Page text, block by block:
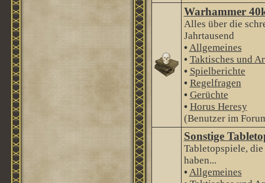
Warhammer
Alles über die
Jahrtausend
•Allgemeines
• Taktisches und
• Spielberichte
• Regelfragen
• Gerüchte
• Horus Heresy
(Benutzer im
Sonstige
Tabletopspiele,
haben...
•Allgemeines